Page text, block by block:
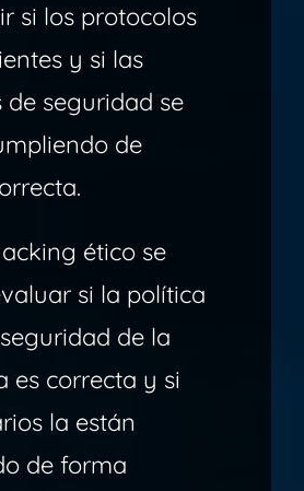
si los protocolos
y si las
de seguridad se
de
ético se
si la política
de la
es correcta y si
la están
de forma